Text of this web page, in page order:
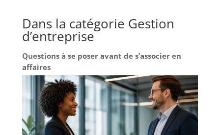
Dans la catégorie Gestion
d’entreprise
Questions à se poser avant de s’associer en
affaires